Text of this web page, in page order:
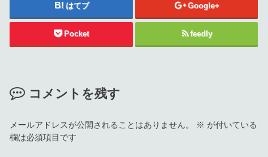
はてブ Google+
Pocket feedly
コメントを残す
メールアドレスが公開されることはありません。 ※ が付いている
欄は必須項目です